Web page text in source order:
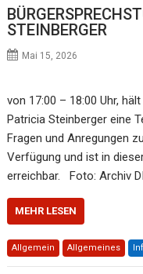
STEINBERGER
Mai 15, 2026
von 17:00 – 18:00 Uhr,
Patricia Steinberger eine
Fragen und Anregungen
Verfügung und ist in
erreichbar. Foto: Archiv
MEHR LESEN
Allgemein Allgemeines